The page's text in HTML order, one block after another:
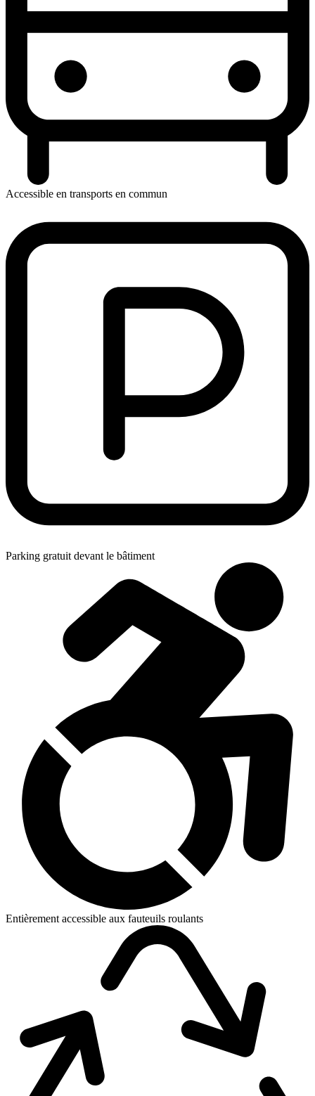
Accessible en transports en commun
Parking gratuit devant le bâtiment
Entièrement accessible aux fauteuils roulants